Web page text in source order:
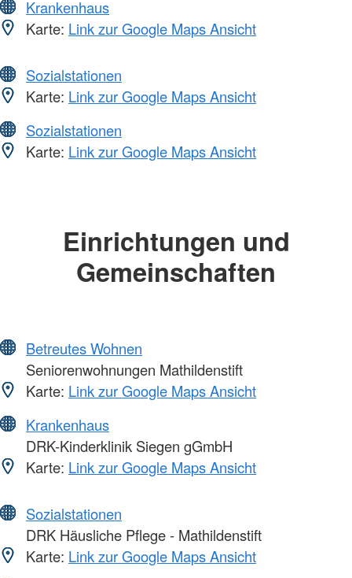
Krankenhaus
Karte: Link zur Google Maps Ansicht
Sozialstationen
Karte: Link zur Google Maps Ansicht
Sozialstationen
Karte: Link zur Google Maps Ansicht
Einrichtungen und
Gemeinschaften
Betreutes Wohnen
Seniorenwohnungen Mathildenstift
Karte: Link zur Google Maps Ansicht
Krankenhaus
DRK-Kinderklinik Siegen gGmbH
Karte: Link zur Google Maps Ansicht
Sozialstationen
DRK Häusliche Pflege - Mathildenstift
Karte: Link zur Google Maps Ansicht